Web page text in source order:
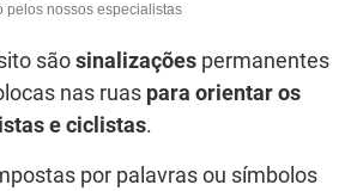
pelos nossos especialistas
são sinalizações permanentes
nas ruas para orientar os
e ciclistas.
por palavras ou símbolos